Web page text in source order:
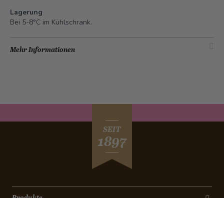
Lagerung
Bei 5-8°C im Kühlschrank.
Mehr Informationen
SEIT
1897